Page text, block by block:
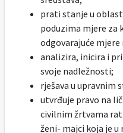
prati stanje u
poduzima mjere za
odgovarajuće
analizira, inicira i
svoje nadležnosti;
rješava u upravnim
utvrđuje pravo na
civilnim žrtvama
ženi- majci koja je u